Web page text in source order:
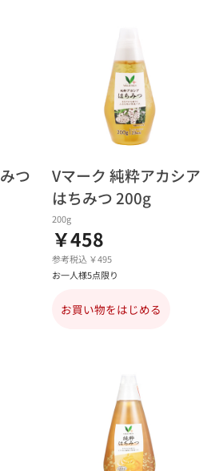
つ
Vマーク 純粋アカシア
はちみつ 200g
200g
￥458
参考税込 ￥495
お一人様5点限り
お買い物をはじめる